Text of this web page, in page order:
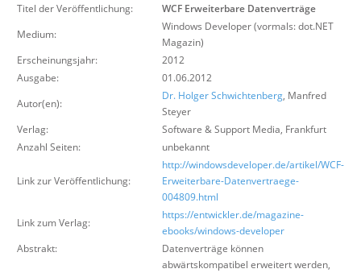
Suche
Titel der Veröffentlichung:
WCF Erweiterbare Datenverträge
Medium:
Windows Developer (vormals: dot.NET
Magazin)
Erscheinungsjahr:
2012
Ausgabe:
01.06.2012
Autor(en):
Dr. Holger Schwichtenberg, Manfred
Steyer
Verlag:
Software & Support Media, Frankfurt
Anzahl Seiten:
unbekannt
Link zur Veröffentlichung:
http://windowsdeveloper.de/artikel/WCF-
Erweiterbare-Datenvertraege-
004809.html
Link zum Verlag:
https://entwickler.de/magazine-
ebooks/windows-developer
Abstrakt:
Datenverträge können
abwärtskompatibel erweitert werden,